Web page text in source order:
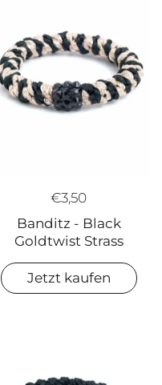
€3,50
Banditz - Black
Goldtwist Strass
Jetzt kaufen